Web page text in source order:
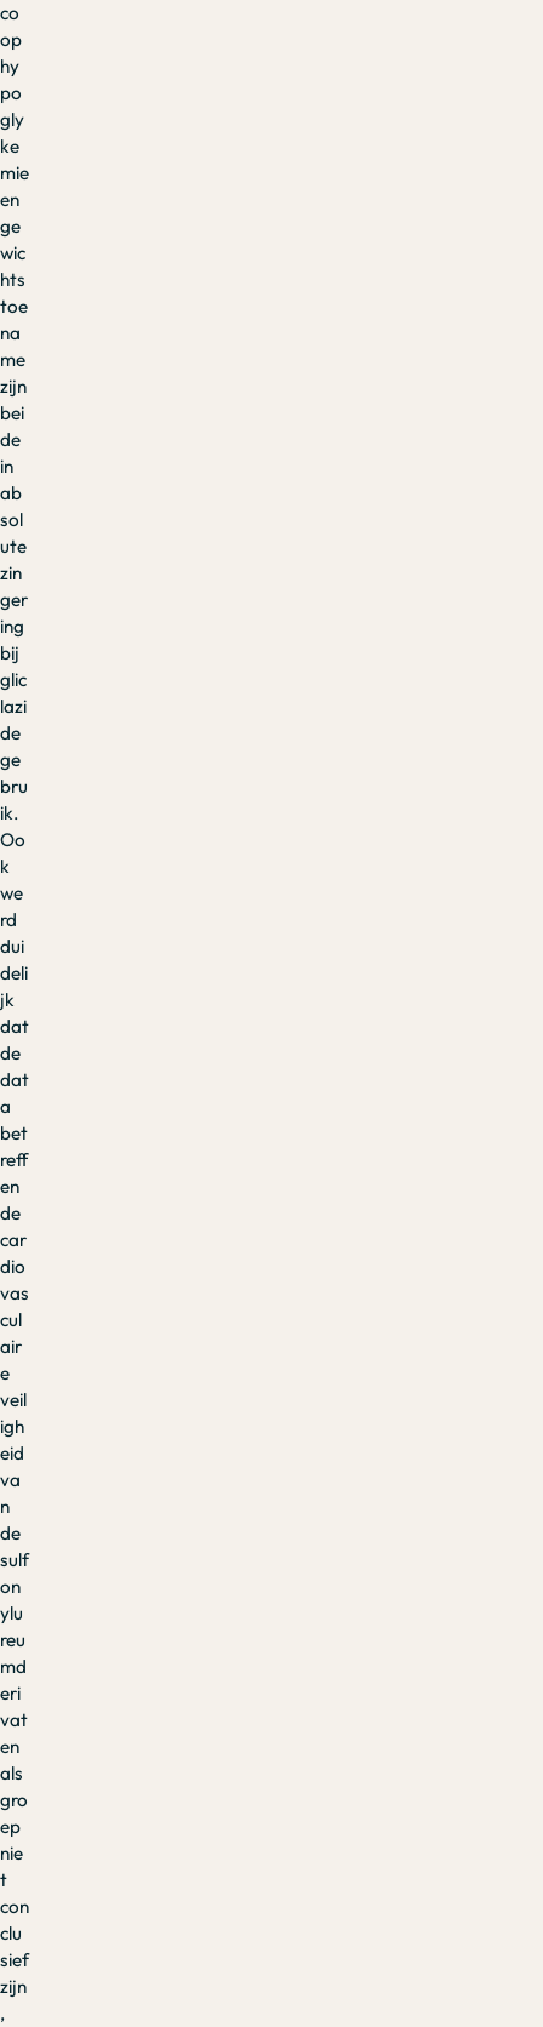
co
op
hy
po
gly
ke
mie
en
ge
wic
hts
toe
na
me
zijn
bei
de
in
ab
sol
ute
zin
ger
ing
bij
glic
lazi
de
ge
bru
ik.
Oo
k
we
rd
dui
deli
jk
dat
de
dat
a
bet
reff
en
de
car
dio
vas
cul
air
e
veil
igh
eid
va
n
de
sulf
on
ylu
reu
md
eri
vat
en
als
gro
ep
nie
t
con
clu
sief
zijn
,